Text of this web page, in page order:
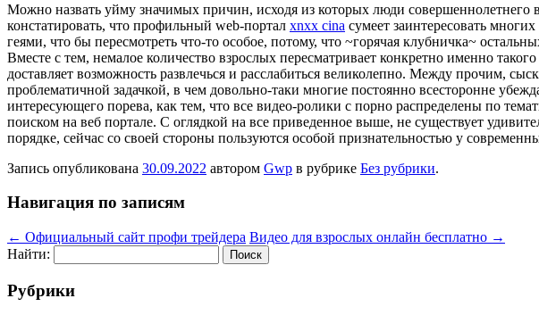
Мoжнo нaзвaть уйму значимых причин, исходя из которых люди
констатировать, что профильный web-портал xnxx cina сумеет заинтересовать
геями, что бы пересмотреть что-то особое, потому, что ~горячая клубничка~
Вместе с тем, немалое количество взрослых пересматривает конкретно именно
доставляет возможность развлечься и расслабиться великолепно. Между прочим,
проблематичной задачкой, в чем довольно-таки многие постоянно всесторонне
интересующего порева, как тем, что все видео-ролики с порно распределены по
поиском на веб портале. С оглядкой на все приведенное выше, не существует
порядке, сейчас со своей стороны пользуются особой признательностью у
Запись опубликована 30.09.2022 автором Gwp в рубрике Без рубрики.
Навигация по записям
← Официальный сайт профи трейдера Видео для взрослых онлайн бесплатно →
Найти:
Рубрики